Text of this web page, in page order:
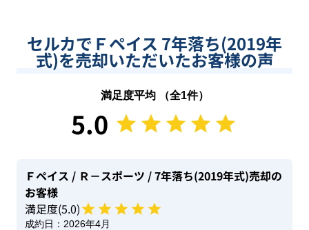
セルカでＦペイス 7年落ち(2019年
式)を売却いただいたお客様の声
満足度平均 （全1件）
5.0
Ｆペイス / Ｒ－スポーツ / 7年落ち(2019年式)売却の
お客様
満足度(5.0)
成約日： 2026年4月